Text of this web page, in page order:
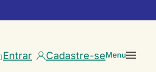
Entrar Cadastre-seMenu